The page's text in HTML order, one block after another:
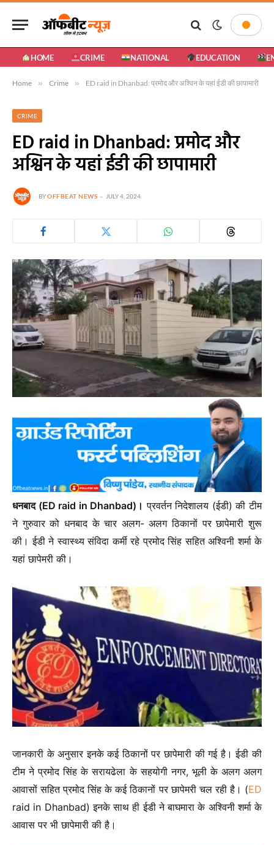
HOME CRIME NATIONAL EDUCATION
Home » Crime » ED raid in Dhanbad: प्रमोद और अश्विन के यहां ईडी की छापामारी
CRIME
ED raid in Dhanbad: प्रमोद और
अश्विन के यहां ईडी की छापामारी
BYOFFBEAT NEWS JULY 4, 2024
धनबाद (ED raid in Dhanbad)। प्रवर्तन निदेशालय (ईडी) की टीम
ने गुरुवार को धनबाद के चार अलग- अलग ठिकानों पर छापेमारी शुरू
की। ईडी ने स्वास्थ्य संविदा कर्मी रहे प्रमोद सिंह सहित अश्विनी शर्मा के
यहां छापेमरी की।
जानकारी के अनुसार इनके कई ठिकानों पर छापेमारी की गई है। ईडी की
टीम ने प्रमोद सिंह के सरायढेला के सहयोगी नगर, भूली के अलग अलग
आवासों सहित प्रमोद सिंह के कई ठिकानों पर छापेमरी चल रही है। (ED
raid in Dhanbad) इनके साथ ही ईडी ने बाघमारा के अश्विनी शर्मा के
आवास पर भी छापेमारी की है।